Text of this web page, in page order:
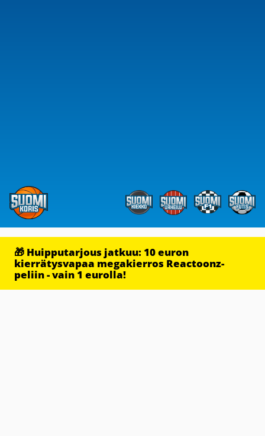
🎁 Huipputarjous jatkuu: 10 euron
kierrätysvapaa megakierros Reactoonz-
peliin - vain 1 eurolla!